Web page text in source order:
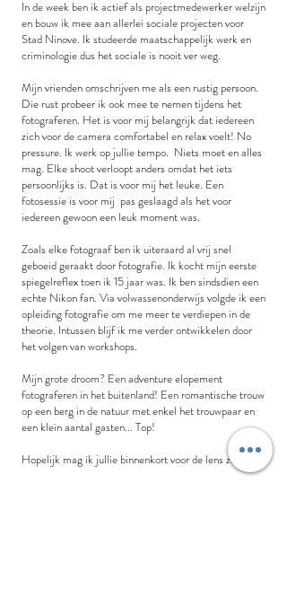
In de week ben ik actief als projectmedewerker welzijn
en bouw ik mee aan allerlei sociale projecten voor
Stad Ninove. Ik studeerde maatschappelijk werk en
criminologie dus het sociale is nooit ver weg.
Mijn vrienden omschrijven me als een rustig persoon.
Die rust probeer ik ook mee te nemen tijdens het
fotograferen. Het is voor mij belangrijk dat iedereen
zich voor de camera comfortabel en relax voelt! No
pressure. Ik werk op jullie tempo. Niets moet en alles
mag. Elke shoot verloopt anders omdat het iets
persoonlijks is. Dat is voor mij het leuke. Een
fotosessie is voor mij pas geslaagd als het voor
iedereen gewoon een leuk moment was.
Zoals elke fotograaf ben ik uiteraard al vrij snel
geboeid geraakt door fotografie. Ik kocht mijn eerste
spiegelreflex toen ik 15 jaar was. Ik ben sindsdien een
echte Nikon fan. Via volwassenonderwijs volgde ik een
opleiding fotografie om me meer te verdiepen in de
theorie. Intussen blijf ik me verder ontwikkelen door
het volgen van workshops.
Mijn grote droom? Een adventure elopement
fotograferen in het buitenland! Een romantische trouw
op een berg in de natuur met enkel het trouwpaar en
een klein aantal gasten... Top!
Hopelijk mag ik jullie binnenkort voor de lens zien?